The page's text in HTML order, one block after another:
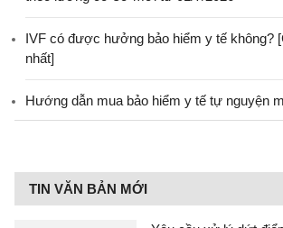
IVF có được hưởng bảo hiểm y tế không?
nhất]
Hướng dẫn mua bảo hiểm y tế tự nguyện
TIN VĂN BẢN MỚI